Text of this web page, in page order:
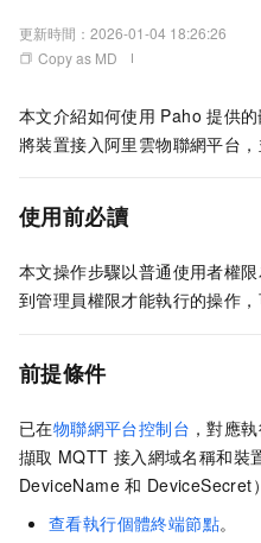
更新時間： 2026-01-04 18:26:26
Copy as MD
本文介紹如何使用 Paho 提供
將裝置接入阿里雲物聯網平台，
使用前必讀
本文操作步驟以普通使用者權
到管理員權限才能執行的操作
前提條件
已在物聯網平台控制台 ，對應
擷取 MQTT 接入網域名稱和裝
DeviceName 和 DeviceSecret
查看執行個體終端節點。